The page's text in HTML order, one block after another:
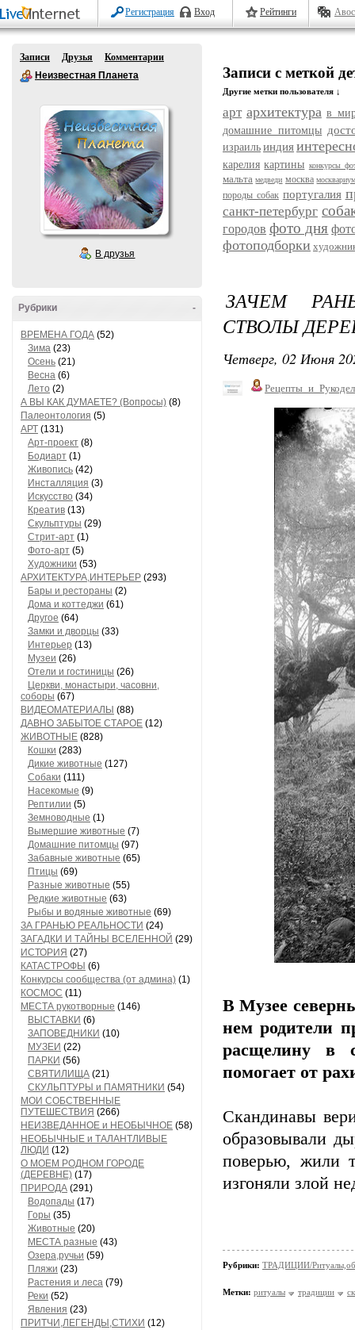
Регистрация Вход Рейтинги
Записи Друзья
Комментарии
Неизвестная Планета
В друзья
-
Рубрики
ВРЕМЕНА ГОДА (52)
Зима (23)
Осень (21)
Весна (6)
Лето (2)
А ВЫ КАК ДУМАЕТЕ? (Вопросы) (8)
Палеонтология (5)
АРТ (131)
Арт-проект (8)
Бодиарт (1)
Живопись (42)
Инсталляция (3)
Искусство (34)
Креатив (13)
Скульптуры (29)
Стрит-арт (1)
Фото-арт (5)
Художники (53)
АРХИТЕКТУРА,ИНТЕРЬЕР (293)
Бары и рестораны (2)
Дома и коттеджи (61)
Другое (64)
Замки и дворцы (33)
Интерьер (13)
Музеи (26)
Отели и гостиницы (26)
Церкви, монастыри, часовни,
соборы (67)
ВИДЕОМАТЕРИАЛЫ (88)
ДАВНО ЗАБЫТОЕ СТАРОЕ (12)
ЖИВОТНЫЕ (828)
Кошки (283)
Дикие животные (127)
Собаки (111)
Насекомые (9)
Рептилии (5)
Земноводные (1)
Вымершие животные (7)
Домашние питомцы (97)
Забавные животные (65)
Птицы (69)
Разные животные (55)
Редкие животные (63)
Рыбы и водяные животные (69)
ЗА ГРАНЬЮ РЕАЛЬНОСТИ (24)
ЗАГАДКИ И ТАЙНЫ ВСЕЛЕННОЙ (29)
ИСТОРИЯ (27)
КАТАСТРОФЫ (6)
Конкурсы сообщества (от админа) (1)
КОСМОС (11)
МЕСТА рукотворные (146)
ВЫСТАВКИ (6)
ЗАПОВЕДНИКИ (10)
МУЗЕИ (22)
ПАРКИ (56)
СВЯТИЛИЩА (21)
СКУЛЬПТУРЫ и ПАМЯТНИКИ (54)
МОИ СОБСТВЕННЫЕ
ПУТЕШЕСТВИЯ (266)
НЕИЗВЕДАННОЕ и НЕОБЫЧНОЕ (58)
НЕОБЫЧНЫЕ и ТАЛАНТЛИВЫЕ
ЛЮДИ (12)
О МОЕМ РОДНОМ ГОРОДЕ
(ДЕРЕВНЕ) (17)
ПРИРОДА (291)
Водопады (17)
Горы (35)
Животные (20)
МЕСТА разные (43)
Озера,ручьи (59)
Пляжи (23)
Растения и леса (79)
Реки (52)
Явления (23)
ПРИТЧИ,ЛЕГЕНДЫ,СТИХИ (12)
Записи с меткой
Другие метки пользователя ↓
арт архитектура в
домашние питомцы
израиль индия
карелия картины конкурсы
мальта медведи москва
породы собак португалия
санкт-петербург
городов фото дня
фотоподборки
ЗАЧЕМ
СТВОЛЫ
Четверг, 02 Июня
В Музее
нем родители
расщелину в
помогает от
Скандинавы
образовывали
поверью, жили
изгоняли злой
Рубрики: ТРАДИЦИИ/
Метки: ритуалы традиции